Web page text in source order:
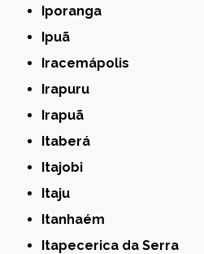
Iporanga
Ipuã
Iracemápolis
Irapuru
Irapuã
Itaberá
Itajobi
Itaju
Itanhaém
Itapecerica da Serra